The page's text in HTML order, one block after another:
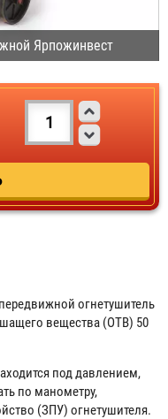
Ярпожинвест
огнетушитель
вещества (ОТВ) 50
под давлением,
по манометру,
(ЗПУ) огнетушителя.